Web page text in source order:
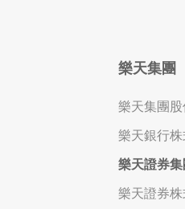
樂天集團
樂天集團
樂天銀行
樂天證券
樂天證券